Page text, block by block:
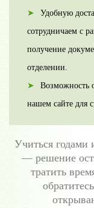
Удобную
сотрудничаем с
получение
отделении.
Возможность
нашем сайте для
Учиться годами
— решение
тратить